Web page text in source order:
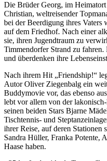
Die Brüder Georg, im
Christian, weltreisender
bei der Beerdigung ihres Vaters
auf dem Friedhof. Nach einer
sie, ihren Jugendtraum zu
Timmendorfer Strand zu fahren.
und überdenken ihre
Nach ihrem Hit „Friendship!“
Autor Oliver Ziegenbalg ein
Buddymovie vor, das ebenso
lebt vor allem von der
seinen beiden Stars Bjarne
Tischtennis- und
ihrer Reise, auf deren Stationen
Sandra Hüller, Franka Potente,
Haase haben.